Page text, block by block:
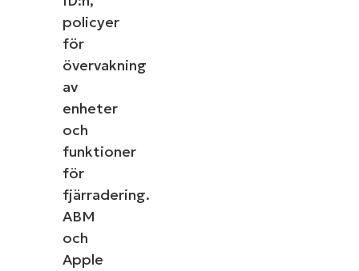
policyer
för
övervakning
av
enheter
och
funktioner
för
fjärradering.
ABM
och
Apple